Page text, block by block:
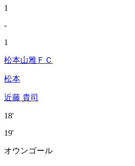
1
-
1
松本山雅ＦＣ
松本
近藤 貴司
18'
19'
オウンゴール